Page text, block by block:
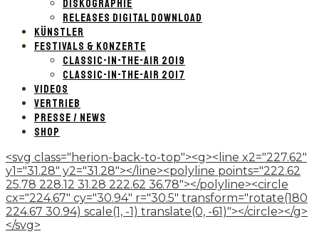
DISKOGRAPHIE
RELEASES DIGITAL DOWNLOAD
KÜNSTLER
FESTIVALS & KONZERTE
CLASSIC-IN-THE-AIR 2019
CLASSIC-IN-THE-AIR 2017
VIDEOS
VERTRIEB
PRESSE / NEWS
SHOP
<svg class="herion-back-to-top"><g><line x2="227.62"
y1="31.28" y2="31.28"></line><polyline points="222.62
25.78 228.12 31.28 222.62 36.78"></polyline><circle
cx="224.67" cy="30.94" r="30.5" transform="rotate(180
224.67 30.94) scale(1, -1) translate(0, -61)"></circle></g>
</svg>